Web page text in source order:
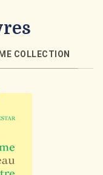
COLLECTION